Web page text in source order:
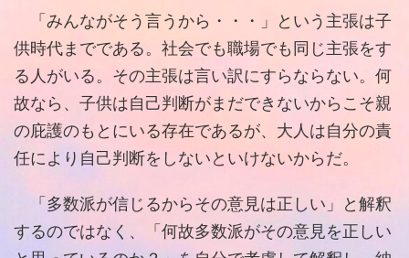
「みんながそう言うから・・・」という主張は子
供時代までである。社会でも職場でも同じ主張をす
る人がいる。その主張は言い訳にすらならない。何
故なら、子供は自己判断がまだできないからこそ親
の庇護のもとにいる存在であるが、大人は自分の責
任により自己判断をしないといけないからだ。
「多数派が信じるからその意見は正しい」と解釈
するのではなく、「何故多数派がその意見を正しい